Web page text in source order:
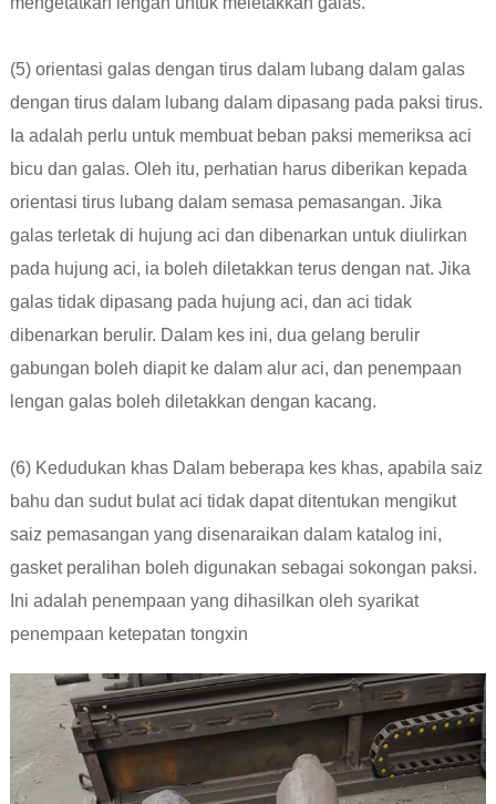
(5) orientasi galas dengan tirus dalam lubang dalam galas
dengan tirus dalam lubang dalam dipasang pada paksi tirus.
Ia adalah perlu untuk membuat beban paksi memeriksa aci
bicu dan galas. Oleh itu, perhatian harus diberikan kepada
orientasi tirus lubang dalam semasa pemasangan. Jika
galas terletak di hujung aci dan dibenarkan untuk diulirkan
pada hujung aci, ia boleh diletakkan terus dengan nat. Jika
galas tidak dipasang pada hujung aci, dan aci tidak
dibenarkan berulir. Dalam kes ini, dua gelang berulir
gabungan boleh diapit ke dalam alur aci, dan penempaan
lengan galas boleh diletakkan dengan kacang.
(6) Kedudukan khas Dalam beberapa kes khas, apabila saiz
bahu dan sudut bulat aci tidak dapat ditentukan mengikut
saiz pemasangan yang disenaraikan dalam katalog ini,
gasket peralihan boleh digunakan sebagai sokongan paksi.
Ini adalah penempaan yang dihasilkan oleh syarikat
penempaan ketepatan tongxin